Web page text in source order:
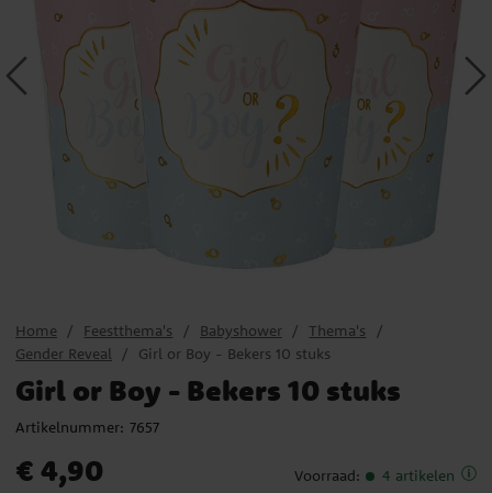
Home Feestthema's Babyshower
Thema's
Gender Reveal
Girl or Boy - Bekers 10 stuks
Girl or Boy - Bekers 10 stuks
Artikelnummer: 7657
Prijs: € 4,90
€ 4,90 Voorraad: 4 artikelen